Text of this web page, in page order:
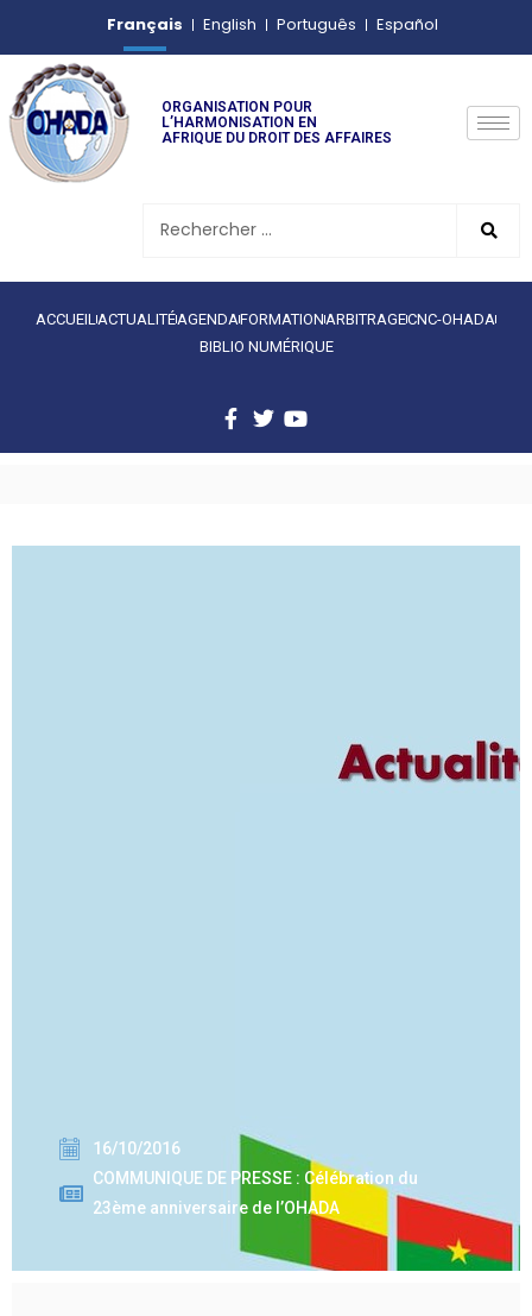
Français English Português Español
ORGANISATION POUR
L’HARMONISATION EN
AFRIQUE DU DROIT DES AFFAIRES
ACCUEIL ACTUALITÉAGENDAFORMATION ARBITRAGECNC-OHADA
BIBLIO NUMÉRIQUE
16/10/2016
COMMUNIQUE DE PRESSE : Célébration du
23ème anniversaire de l’OHADA